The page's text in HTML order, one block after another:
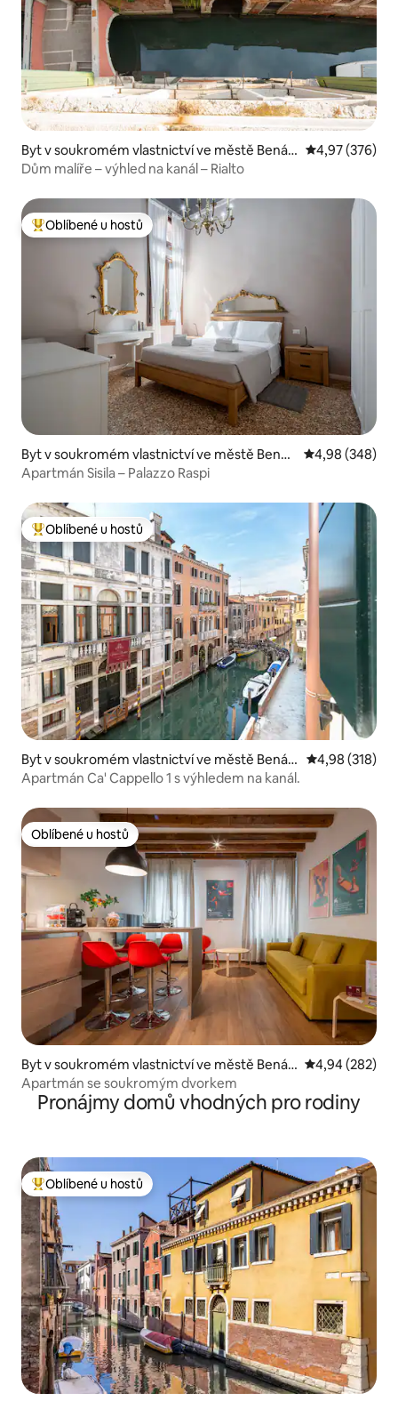
Byt v soukromém vlastnictví ve městě Benát
ky
Průměrné
4,97 (376)
Dům malíře – výhled na kanál – Rialto
Nejlepší v kategorii Oblíbené u hostů
Oblíbené u hostů
Byt v soukromém vlastnictví ve městě Benát
ky
Průměrné
4,98 (348)
Apartmán Sisila – Palazzo Raspi
Nejlepší v kategorii Oblíbené u hostů
Oblíbené u hostů
Byt v soukromém vlastnictví ve městě Benát
ky
Průměrné
4,98 (318)
Apartmán Ca' Cappello 1 s výhledem na kanál.
Oblíbené u hostů
Oblíbené u hostů
Byt v soukromém vlastnictví ve městě Benát
ky
Průměrné
4,94 (282)
Apartmán se soukromým dvorkem
Pronájmy domů vhodných pro rodiny
Nejlepší v kategorii Oblíbené u hostů
Oblíbené u hostů